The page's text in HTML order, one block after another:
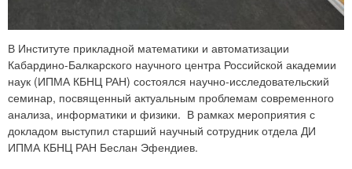
В Институте прикладной математики и автоматизации
Кабардино-Балкарского научного центра Российской академии
наук (ИПМА КБНЦ РАН) состоялся научно-исследовательский
семинар, посвященный актуальным проблемам современного
анализа, информатики и физики. В рамках мероприятия с
докладом выступил старший научный сотрудник отдела ДИ
ИПМА КБНЦ РАН Беслан Эфендиев.